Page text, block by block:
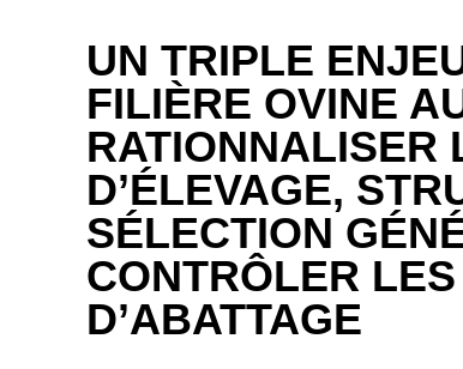
UN TRIPLE
FILIÈRE OVINE
RATIONNALISER
D’ÉLEVAGE,
SÉLECTION
CONTRÔLER
D’ABATTAGE